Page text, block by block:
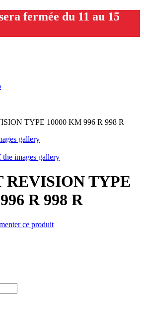
fermée du 11 au 15
TYPE 10000 KM 996 R 998 R
gallery
images gallery
REVISION TYPE
R 998 R
ce produit